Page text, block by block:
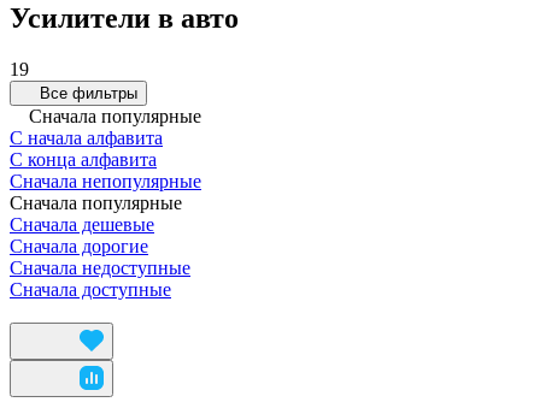
Усилители в авто
19
Все фильтры
Сначала популярные
С начала алфавита
С конца алфавита
Сначала непопулярные
Сначала популярные
Сначала дешевые
Сначала дорогие
Сначала недоступные
Сначала доступные